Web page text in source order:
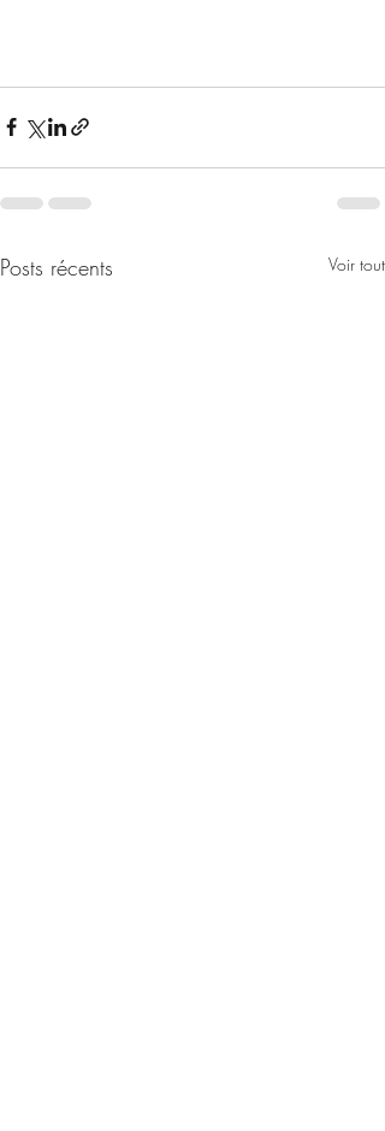
Posts récents Voir tout